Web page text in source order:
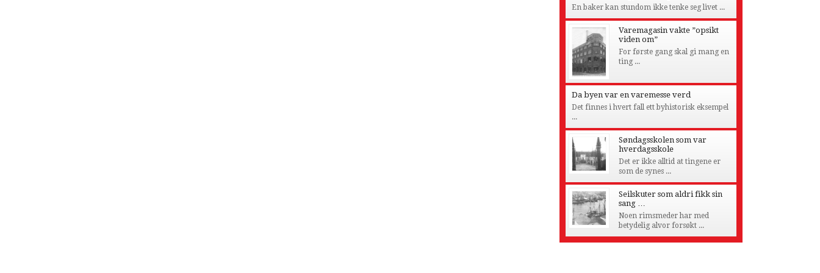
En baker kan stundom ikke tenke seg livet ...
Varemagasin vakte ”opsikt
viden om”
For første gang skal gi mang en
ting ...
Da byen var en varemesse verd
Det finnes i hvert fall ett byhistorisk eksempel
...
Søndagsskolen som var
hverdagsskole
Det er ikke alltid at tingene er
som de synes ...
Seilskuter som aldri fikk sin
sang …
Noen rimsmeder har med
betydelig alvor forsøkt ...